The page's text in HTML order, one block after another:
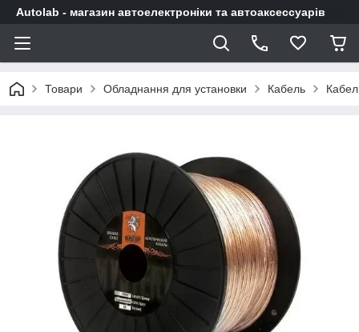
Autolab - магазин автоелектроніки та автоаксессуарів
Товари Обладнання для установки Кабель